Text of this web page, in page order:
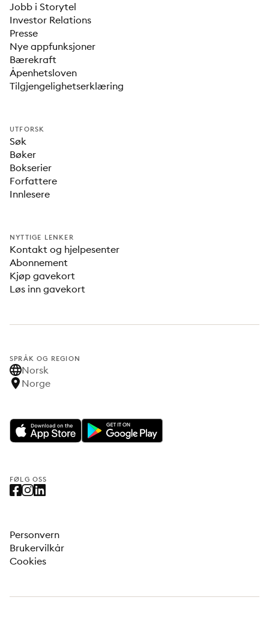
Jobb i Storytel
Investor Relations
Presse
Nye appfunksjoner
Bærekraft
Åpenhetsloven
Tilgjengelighetserklæring
UTFORSK
Søk
Bøker
Bokserier
Forfattere
Innlesere
NYTTIGE LENKER
Kontakt og hjelpesenter
Abonnement
Kjøp gavekort
Løs inn gavekort
SPRÅK OG REGION
Norsk
Norge
FØLG OSS
Personvern
Brukervilkår
Cookies